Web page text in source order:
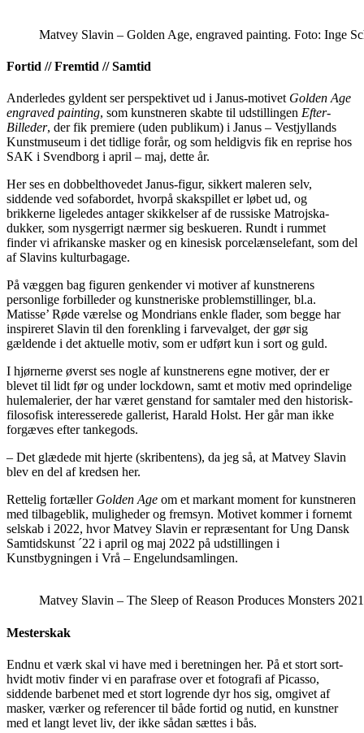
Matvey Slavin – Golden Age, engraved painting. Foto: Inge
Fortid // Fremtid // Samtid
Anderledes gyldent ser perspektivet ud i Janus-motivet Golden Age
engraved painting, som kunstneren skabte til udstillingen Efter-
Billeder, der fik premiere (uden publikum) i Janus – Vestjyllands
Kunstmuseum i det tidlige forår, og som heldigvis fik en reprise hos
SAK i Svendborg i april – maj, dette år.
Her ses en dobbelthovedet Janus-figur, sikkert maleren selv,
siddende ved sofabordet, hvorpå skakspillet er løbet ud, og
brikkerne ligeledes antager skikkelser af de russiske Matrojska-
dukker, som nysgerrigt nærmer sig beskueren. Rundt i rummet
finder vi afrikanske masker og en kinesisk porcelænselefant, som del
af Slavins kulturbagage.
På væggen bag figuren genkender vi motiver af kunstnerens
personlige forbilleder og kunstneriske problemstillinger, bl.a.
Matisse’ Røde værelse og Mondrians enkle flader, som begge har
inspireret Slavin til den forenkling i farvevalget, der gør sig
gældende i det aktuelle motiv, som er udført kun i sort og guld.
I hjørnerne øverst ses nogle af kunstnerens egne motiver, der er
blevet til lidt før og under lockdown, samt et motiv med oprindelige
hulemalerier, der har været genstand for samtaler med den historisk-
filosofisk interesserede gallerist, Harald Holst. Her går man ikke
forgæves efter tankegods.
– Det glædede mit hjerte (skribentens), da jeg så, at Matvey Slavin
blev en del af kredsen her.
Rettelig fortæller Golden Age om et markant moment for kunstneren
med tilbageblik, muligheder og fremsyn. Motivet kommer i fornemt
selskab i 2022, hvor Matvey Slavin er repræsentant for Ung Dansk
Samtidskunst ´22 i april og maj 2022 på udstillingen i
Kunstbygningen i Vrå – Engelundsamlingen.
Matvey Slavin – The Sleep of Reason Produces Monsters
Mesterskak
Endnu et værk skal vi have med i beretningen her. På et stort sort-
hvidt motiv finder vi en parafrase over et fotografi af Picasso,
siddende barbenet med et stort logrende dyr hos sig, omgivet af
masker, værker og referencer til både fortid og nutid, en kunstner
med et langt levet liv, der ikke sådan sættes i bås.